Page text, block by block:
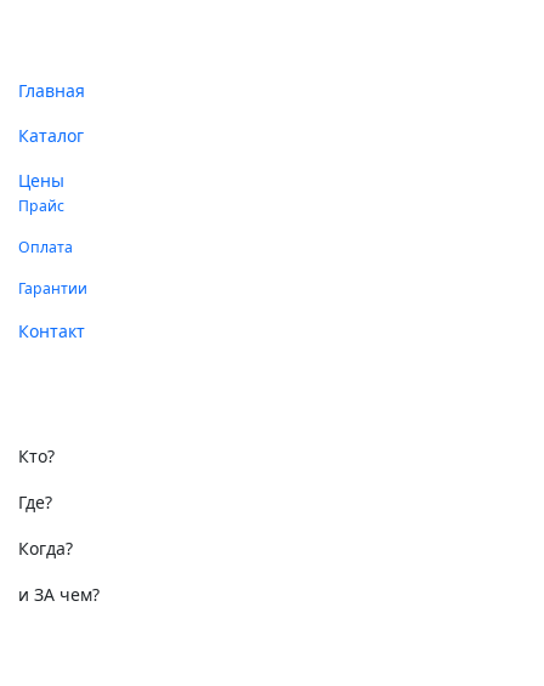
Главная
Каталог
Цены
Прайс
Оплата
Гарантии
Контакт
Кто?
Где?
Когда?
и ЗА чем?